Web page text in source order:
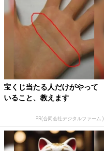
宝くじ当たる人だけがやって
いること、教えます
PR(合同会社デジタルファーム )